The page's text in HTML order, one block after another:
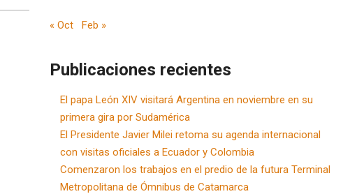
« Oct Feb »
Publicaciones recientes
El papa León XIV visitará Argentina en noviembre en su
primera gira por Sudamérica
El Presidente Javier Milei retoma su agenda internacional
con visitas oficiales a Ecuador y Colombia
Comenzaron los trabajos en el predio de la futura Terminal
Metropolitana de Ómnibus de Catamarca